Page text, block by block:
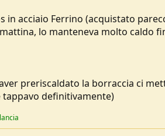
in acciaio Ferrino (acquistato
lo manteneva molto caldo
preriscaldato la borraccia ci
tappavo definitivamente)